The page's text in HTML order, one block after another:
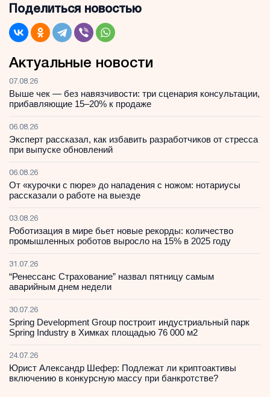
Поделиться новостью
Актуальные новости
07.08.26
Выше чек — без навязчивости: три сценария консультации,
прибавляющие 15–20% к продаже
06.08.26
Эксперт рассказал, как избавить разработчиков от стресса
при выпуске обновлений
06.08.26
От «курочки с пюре» до нападения с ножом: нотариусы
рассказали о работе на выезде
03.08.26
Роботизация в мире бьет новые рекорды: количество
промышленных роботов выросло на 15% в 2025 году
31.07.26
“Ренессанс Страхование” назвал пятницу самым
аварийным днем недели
30.07.26
Spring Development Group построит индустриальный парк
Spring Industry в Химках площадью 76 000 м2
24.07.26
Юрист Александр Шефер: Подлежат ли криптоактивы
включению в конкурсную массу при банкротстве?